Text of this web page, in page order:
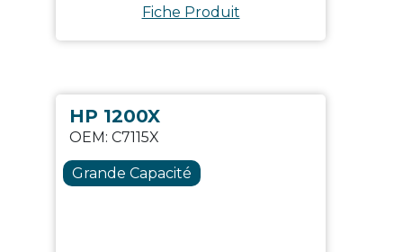
Fiche Produit
HP 1200X
OEM: C7115X
Grande Capacité